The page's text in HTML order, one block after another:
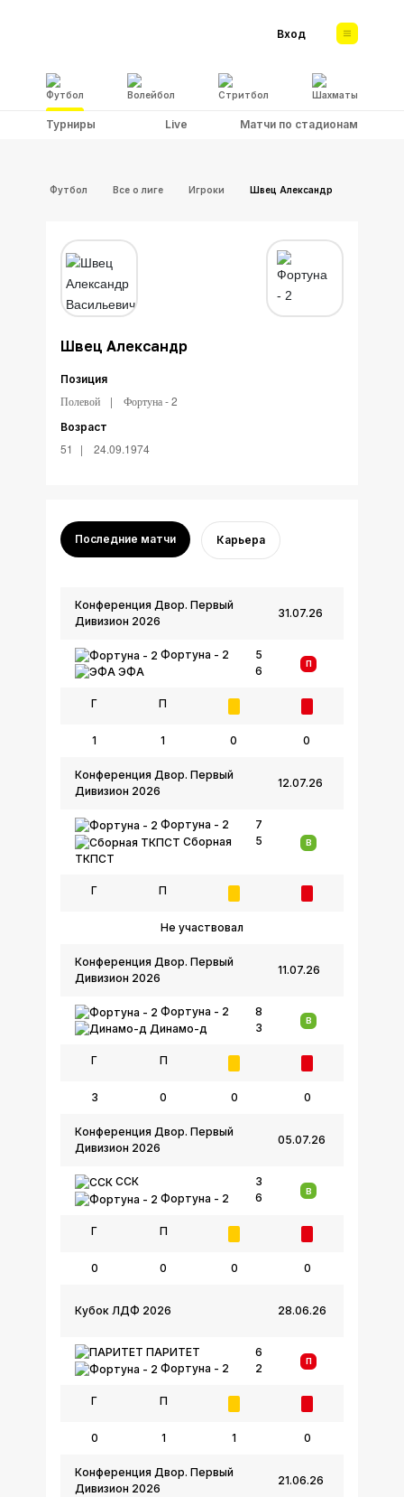
Футбол Волейбол Стритбол Шахматы
Вход
Турниры Live Матчи по стадионам
Футбол Все о лиге Игроки Швец Александр
Швец Александр
Позиция
Полевой Фортуна - 2
Возраст
51 24.09.1974
Последние матчи Карьера
31.07.26
Конференция Двор. Первый
Дивизион 2026
Фортуна - 2
ЭФА
5
6
П
Г П
1 1 0 0
12.07.26
Конференция Двор. Первый
Дивизион 2026
Фортуна - 2
Сборная
ТКПСТ
7
5
В
Г П
Не участвовал
11.07.26
Конференция Двор. Первый
Дивизион 2026
Фортуна - 2
Динамо-д
8
3
В
Г П
3 0 0 0
05.07.26
Конференция Двор. Первый
Дивизион 2026
ССК
Фортуна - 2
3
6
В
Г П
0 0 0 0
28.06.26
Кубок ЛДФ 2026
ПАРИТЕТ
Фортуна - 2
6
2
П
Г П
0 1 1 0
21.06.26
Конференция Двор. Первый
Дивизион 2026